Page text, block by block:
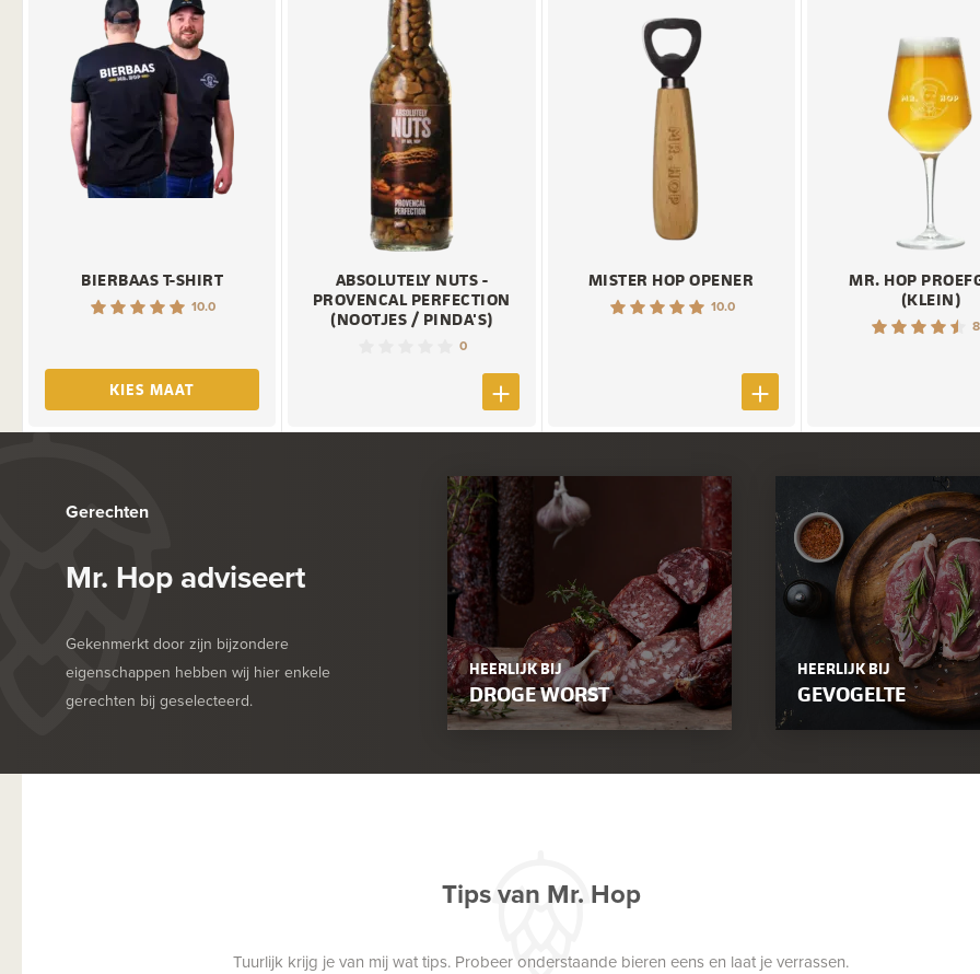
BIERBAAS T-SHIRT
10.0
KIES MAAT
ABSOLUTELY NUTS -
PROVENCAL PERFECTION
(NOOTJES / PINDA'S)
0
MISTER HOP OPENER
10.0
MR. HOP
(KLEIN)
Gerechten
Mr. Hop adviseert
Gekenmerkt door zijn bijzondere
eigenschappen hebben wij hier enkele
gerechten bij geselecteerd.
HEERLIJK BIJ
DROGE WORST
HEERLIJK BIJ
GEVOGELTE
Tips van Mr. Hop
Tuurlijk krijg je van mij wat tips. Probeer onderstaande bieren eens en laat je verrassen.